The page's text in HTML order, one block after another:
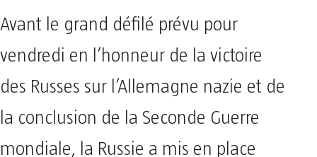
Avant le grand défilé prévu pour
vendredi en l’honneur de la victoire
des Russes sur l’Allemagne nazie et de
la conclusion de la Seconde Guerre
mondiale, la Russie a mis en place